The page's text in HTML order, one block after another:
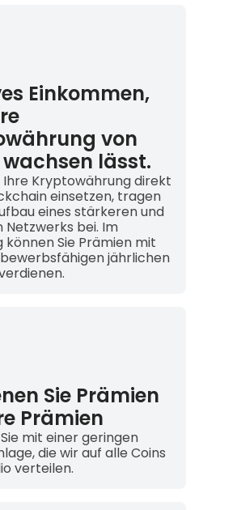
Einkommen,
von
lässt.
Ihre Kryptowährung direkt
einsetzen, tragen
eines stärkeren und
bei. Im
können Sie Prämien mit
jährlichen
Sie Prämien
Prämien
mit einer geringen
die wir auf alle Coins
verteilen.